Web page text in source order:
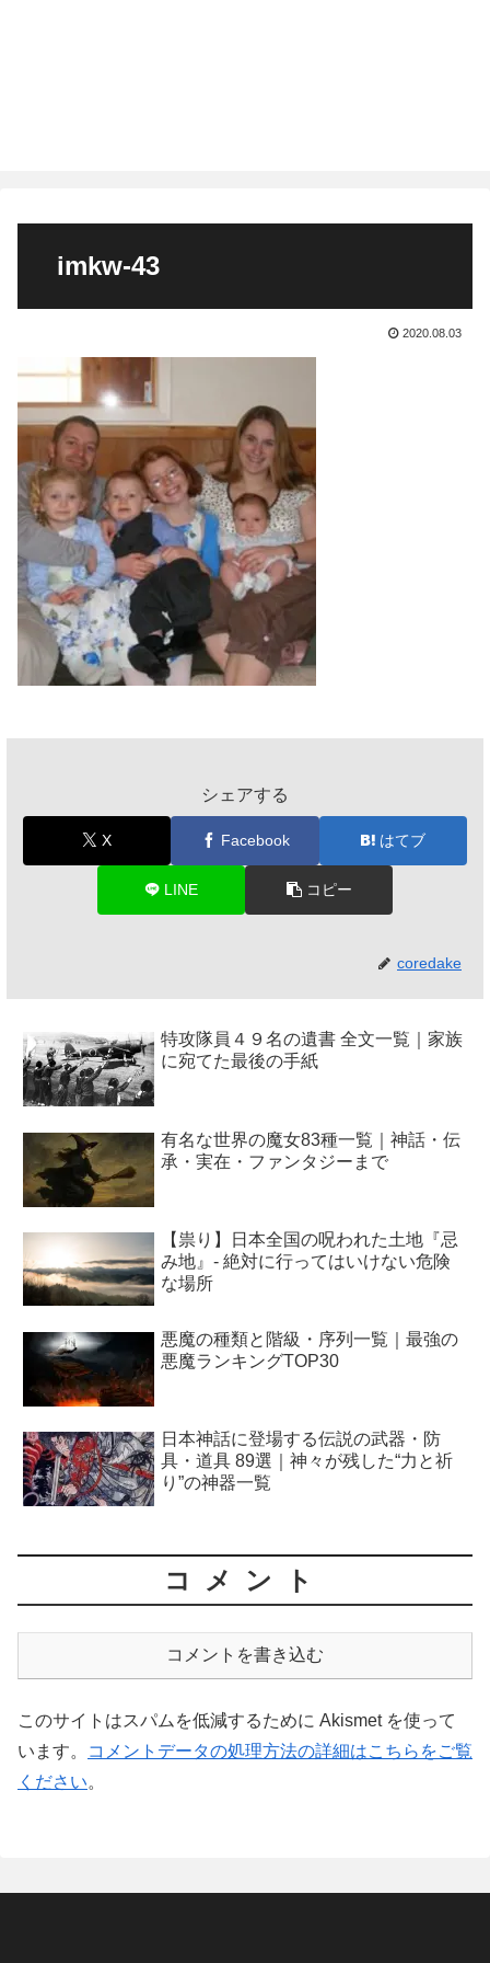
imkw-43
2020.08.03
シェアする
X Facebook はてブ
LINE コピー
coredake
特攻隊員４９名の遺書 全文一覧｜家族
に宛てた最後の手紙
有名な世界の魔女83種一覧｜神話・伝
承・実在・ファンタジーまで
【祟り】日本全国の呪われた土地『忌
み地』- 絶対に行ってはいけない危険
な場所
悪魔の種類と階級・序列一覧｜最強の
悪魔ランキングTOP30
日本神話に登場する伝説の武器・防
具・道具 89選｜神々が残した“力と祈
り”の神器一覧
コメント
コメントを書き込む
このサイトはスパムを低減するために Akismet を使って
います。
コメントデータの処理方法の詳細はこちらをご覧
ください。